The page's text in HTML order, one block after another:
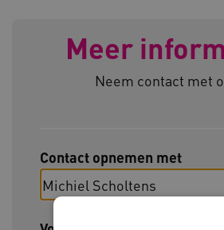
Meer
Neem contact met
Contact opnemen met